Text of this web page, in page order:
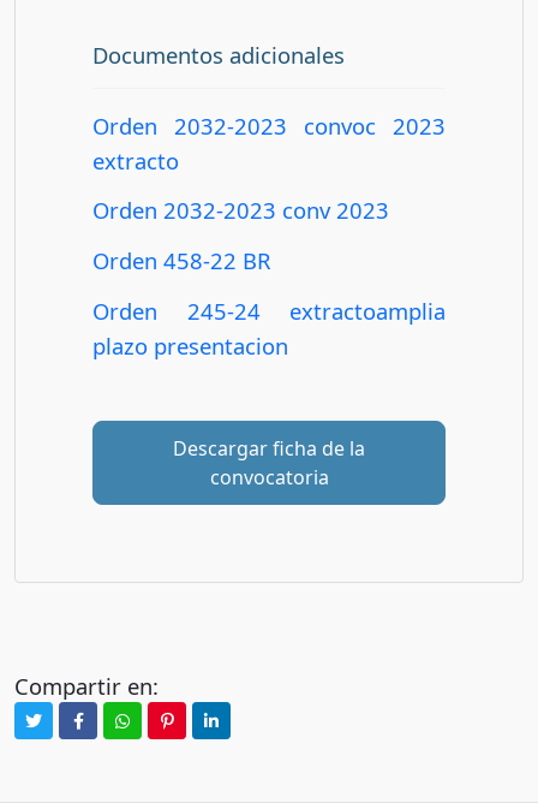
Documentos adicionales
Orden 2032-2023 convoc 2023
extracto
Orden 2032-2023 conv 2023
Orden 458-22 BR
Orden 245-24 extractoamplia
plazo presentacion
Descargar ficha de la
convocatoria
Compartir en: